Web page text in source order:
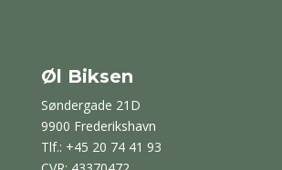
Øl Biksen
Søndergade 21D
9900 Frederikshavn
Tlf.: +45 20 74 41 93